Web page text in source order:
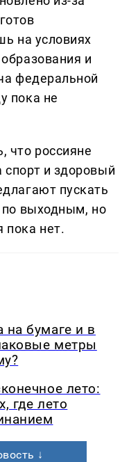
на условиях
и
федеральной
пока не
что россияне
и здоровый
пускать
по выходным, но
пока нет.
на бумаге и в
метры
лето:
где лето
↓